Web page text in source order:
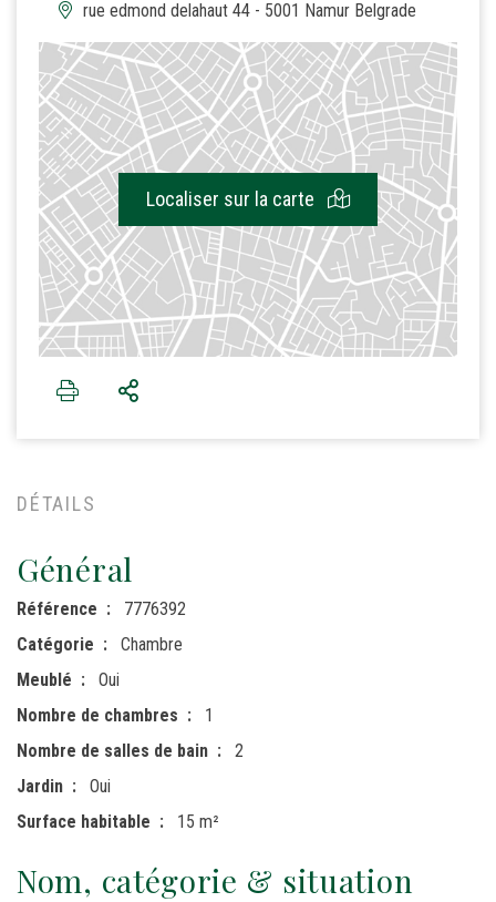
rue edmond delahaut 44 - 5001 Namur Belgrade
Localiser sur la carte
DÉTAILS
Général
Référence
7776392
Catégorie
Chambre
Meublé
Oui
Nombre de chambres
1
Nombre de salles de bain
2
Jardin
Oui
Surface habitable
15 m²
Nom, catégorie & situation